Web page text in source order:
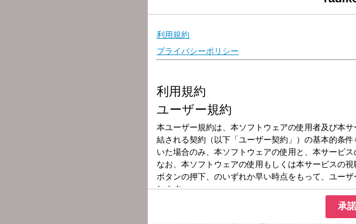
放送局
放送時間
2025年11月14日（金）06:00～06:30
＜今朝のワンコメは「なぜ私たちはペンギンが好きなの
＜人気のペンギンキャラが決まる【P-1グランプリ】開
Xでのアンケートで投票お願いします！
【ユージ】と、フリーアナウンサーの【吉田明世】が
今日も「ONE MORNING」で1日をスタートさせましょ
「#ワンモ」であなたの声を聞かせてください。
「ワンコメ・ワンジャッジ」への投票は番組HPもしく
承